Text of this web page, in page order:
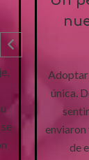
hicieron
nos
llenaron